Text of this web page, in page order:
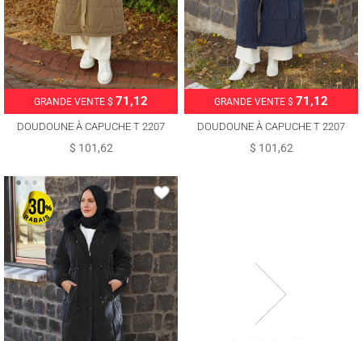
GRANDE VENTE $ 71,12
DOUDOUNE À CAPUCHE T 2207
$ 101,62
GRANDE VENTE $ 71,12
DOUDOUNE À CAPUCHE T 2207
$ 101,62